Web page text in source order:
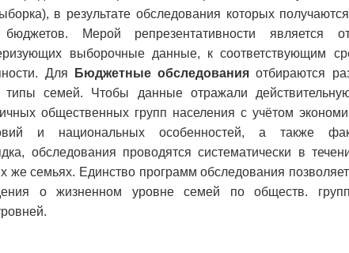
в результате обследования которых
Мерой репрезентативности является
выборочные данные, к соответствующим
Для
Бюджетные обследования отбираются
семей. Чтобы данные отражали
общественных групп населения с учётом
и национальных особенностей, а также
обследования проводятся систематически в
же семьях. Единство программ обследования
о жизненном уровне семей по обществ.